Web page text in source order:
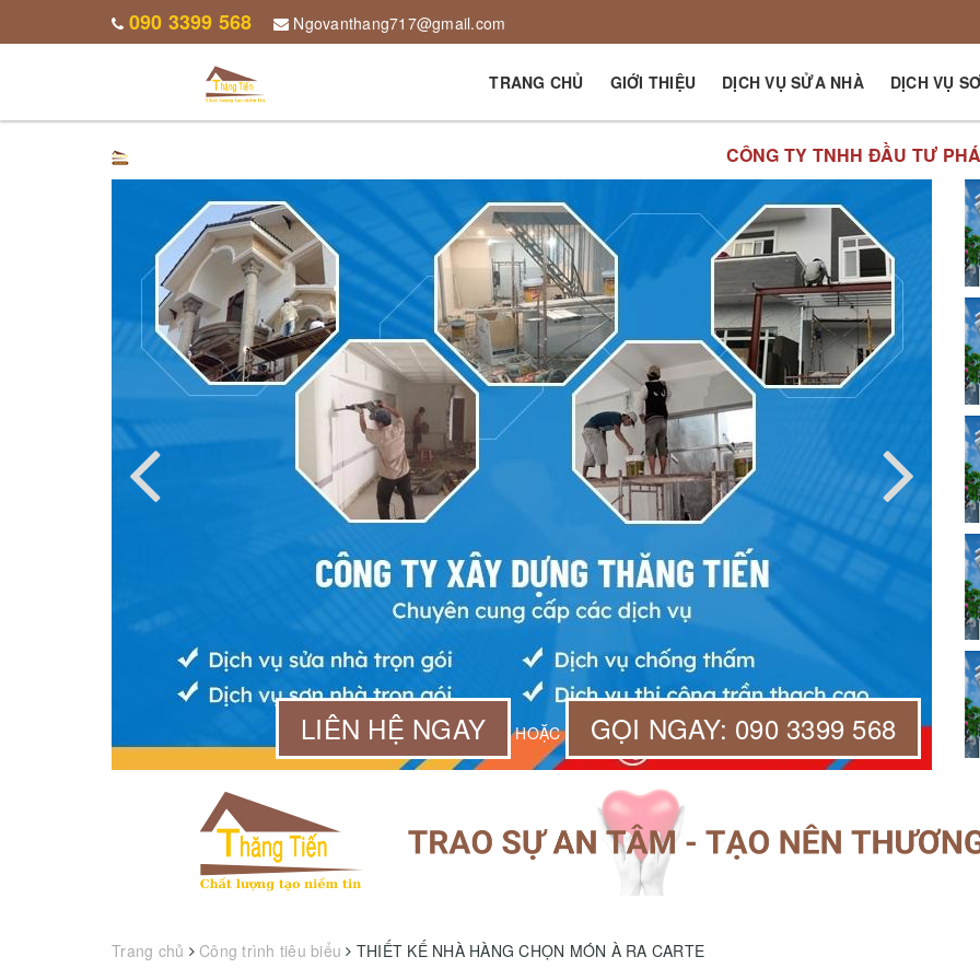
090 3399 568 Ngovanthang717@gmail.com
TRANG CHỦ GIỚI THIỆU DỊCH VỤ SỬA NHÀ DỊCH VỤ
CÔNG TY TNHH ĐẦU TƯ PHÁT TRIỂN XÂY DỰNG
LIÊN HỆ NGAY HOẶC GỌI NGAY: 090 3399 568
Trang chủ Công trình tiêu biểu THIẾT KẾ NHÀ HÀNG CHỌN MÓN À RA CARTE